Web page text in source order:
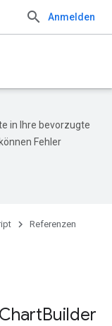
Anmelden
in Ihre bevorzugte
Fehler
Referenzen
ChartBuilder